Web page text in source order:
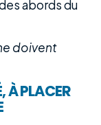
abords du
doivent
À PLACER